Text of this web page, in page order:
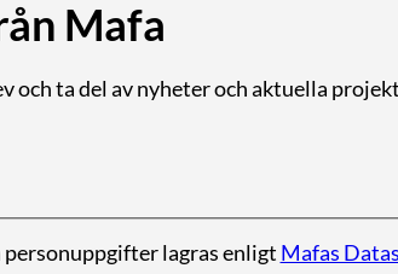
Mafa
ta del av nyheter och aktuella
personuppgifter lagras enligt Mafas